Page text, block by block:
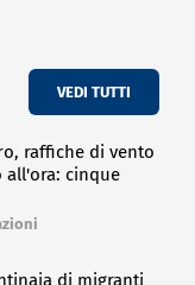
VEDI TUTTI
raffiche di vento
all'ora: cinque
di migranti